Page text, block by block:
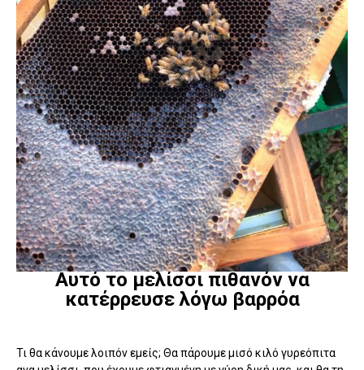
Αυτό το μελίσσι πιθανόν να
κατέρρευσε λόγω βαρρόα
Τι θα κάνουμε λοιπόν εμείς; Θα πάρουμε μισό κιλό γυρεόπιτα